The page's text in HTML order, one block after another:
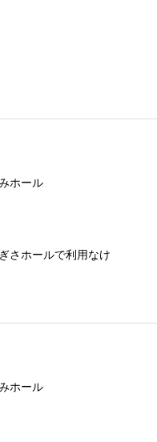
ホール
さホールで利用なけ
ホール